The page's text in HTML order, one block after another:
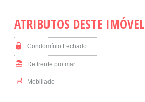
ATRIBUTOS DESTE IMÓVEL
Condomínio Fechado
De frente pro mar
Mobiliado